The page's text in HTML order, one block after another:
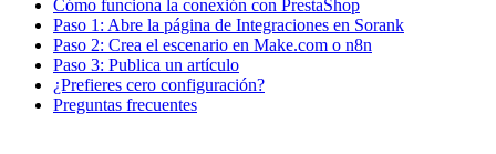
Cómo funciona la conexión con PrestaShop
Paso 1: Abre la página de Integraciones en Sorank
Paso 2: Crea el escenario en Make.com o n8n
Paso 3: Publica un artículo
¿Prefieres cero configuración?
Preguntas frecuentes